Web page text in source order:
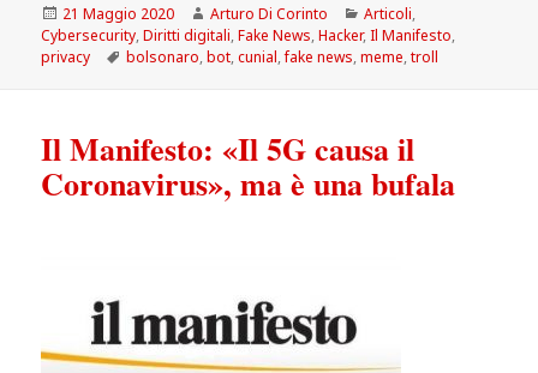
Scritto
il
21 Maggio 2020 Autore
Arturo Di Corinto Categorie
Articoli,
Cybersecurity,Diritti digitali,Fake News,Hacker,Il Manifesto,
privacy
Tag
bolsonaro,bot,cunial,fake news,meme,troll
Il Manifesto: «Il 5G causa il
Coronavirus», ma è una bufala